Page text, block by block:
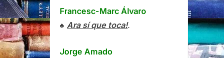
Francesc-Marc Álvaro
♠ Ara sí que toca!.
Jorge Amado